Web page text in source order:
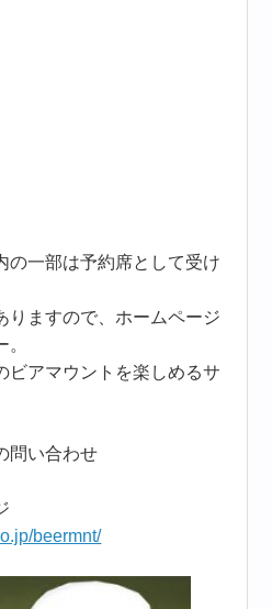
の一部は予約席として受け
りますので、ホームページ
ビアマウントを楽しめるサ
問い合わせ
beermnt/